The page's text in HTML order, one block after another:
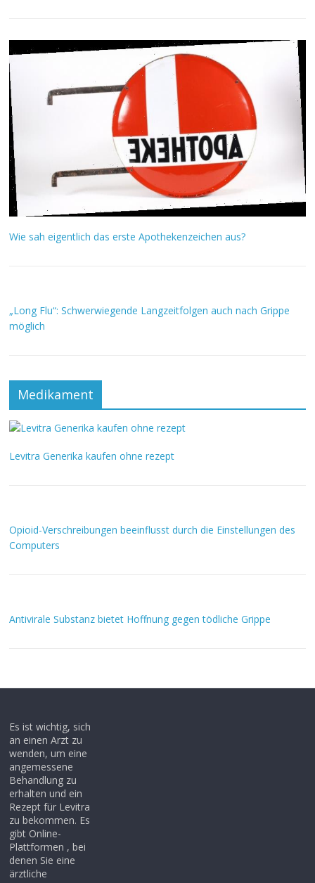
Wie sah eigentlich das erste Apothekenzeichen aus?
„Long Flu“: Schwerwiegende Langzeitfolgen auch nach Grippe
möglich
Medikament
Levitra Generika kaufen ohne rezept
Opioid-Verschreibungen beeinflusst durch die Einstellungen des
Computers
Antivirale Substanz bietet Hoffnung gegen tödliche Grippe
Es ist wichtig, sich
an einen Arzt zu
wenden, um eine
angemessene
Behandlung zu
erhalten und ein
Rezept für Levitra
zu bekommen. Es
gibt Online-
Plattformen , bei
denen Sie eine
ärztliche